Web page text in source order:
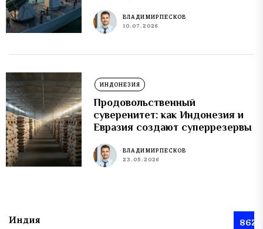
ВЛАДИМИР ПЕСКОВ
10.07.2026
ИНДОНЕЗИЯ
Продовольственный
суверенитет: как Индонезия и
Евразия создают суперрезервы
ВЛАДИМИР ПЕСКОВ
23.05.2026
Индия 862